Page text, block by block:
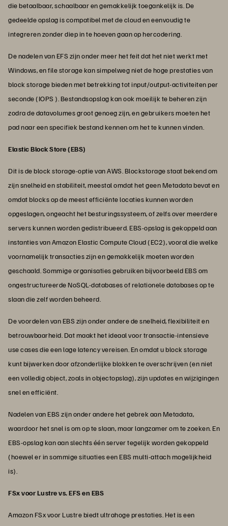
die betaalbaar, schaalbaar en gemakkelijk toegankelijk is. De
gedeelde opslag is compatibel met de cloud en eenvoudig te
integreren zonder diep in te hoeven gaan op hercodering.
De nadelen van EFS zijn onder meer het feit dat het niet werkt met
Windows, en file storage kan simpelweg niet de hoge prestaties van
block storage bieden met betrekking tot input/output-activiteiten per
seconde (IOPS ). Bestandsopslag kan ook moeilijk te beheren zijn
zodra de datavolumes groot genoeg zijn, en gebruikers moeten het
pad naar een specifiek bestand kennen om het te kunnen vinden.
Elastic Block Store (EBS)
Dit is de block storage-optie van AWS. Blockstorage staat bekend om
zijn snelheid en stabiliteit, meestal omdat het geen Metadata bevat en
omdat blocks op de meest efficiënte locaties kunnen worden
opgeslagen, ongeacht het besturingssysteem, of zelfs over meerdere
servers kunnen worden gedistribueerd. EBS-opslag is gekoppeld aan
instanties van Amazon Elastic Compute Cloud (EC2), vooral die welke
voornamelijk transacties zijn en gemakkelijk moeten worden
geschaald. Sommige organisaties gebruiken bijvoorbeeld EBS om
ongestructureerde NoSQL-databases of relationele databases op te
slaan die zelf worden beheerd.
De voordelen van EBS zijn onder andere de snelheid, flexibiliteit en
betrouwbaarheid. Dat maakt het ideaal voor transactie-intensieve
use cases die een lage latency vereisen. En omdat u block storage
kunt bijwerken door afzonderlijke blokken te overschrijven (en niet
een volledig object, zoals in objectopslag), zijn updates en wijzigingen
snel en efficiënt.
Nadelen van EBS zijn onder andere het gebrek aan Metadata,
waardoor het snel is om op te slaan, maar langzamer om te zoeken. En
EBS-opslag kan aan slechts één server tegelijk worden gekoppeld
(hoewel er in sommige situaties een EBS multi-attach mogelijkheid
is).
FSx voor Lustre vs. EFS en EBS
Amazon FSx voor Lustre biedt ultrahoge prestaties. Het is een